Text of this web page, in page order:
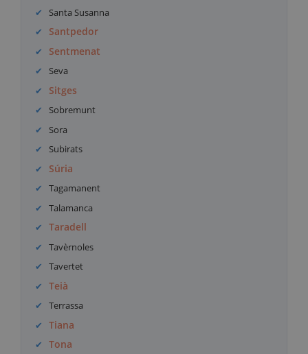
Santa Susanna
Santpedor
Sentmenat
Seva
Sitges
Sobremunt
Sora
Subirats
Súria
Tagamanent
Talamanca
Taradell
Tavèrnoles
Tavertet
Teià
Terrassa
Tiana
Tona